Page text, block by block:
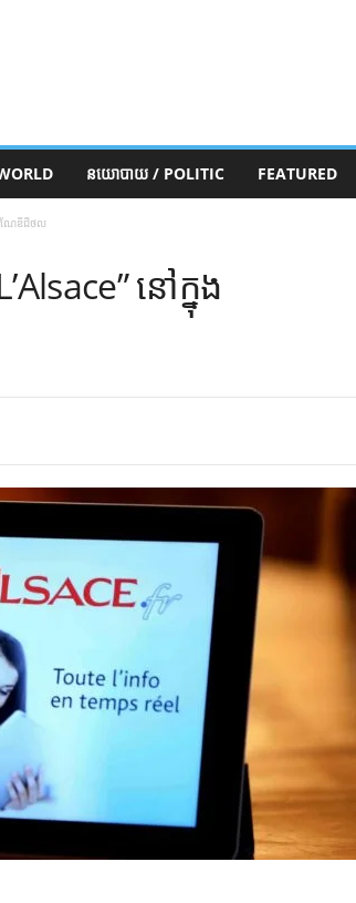
នយោបាយ / POLITIC FEATURED
កំណែឌីជីថល
នៅក្នុង